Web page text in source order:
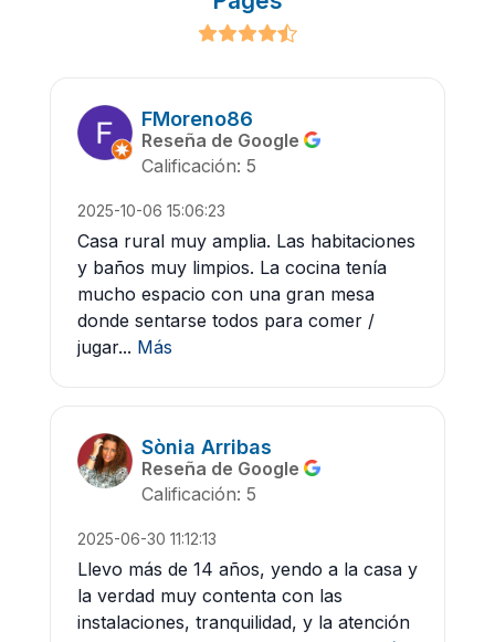
FMoreno86
Reseña de Google
Calificación: 5
2025-10-06 15:06:23
Casa rural muy amplia. Las habitaciones
y baños muy limpios. La cocina tenía
mucho espacio con una gran mesa
donde sentarse todos para comer /
jugar... Más
Sònia Arribas
Reseña de Google
Calificación: 5
2025-06-30 11:12:13
Llevo más de 14 años, yendo a la casa y
la verdad muy contenta con las
instalaciones, tranquilidad, y la atención